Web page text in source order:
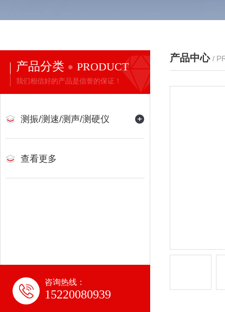
产品分类 PRODUCT
我们相信好的产品是信誉的保证！
测振/测速/测声/测硬仪
查看更多
咨询热线：
15220080939
产品中心 /